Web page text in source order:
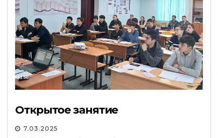
Открытое занятие
7.03.2025